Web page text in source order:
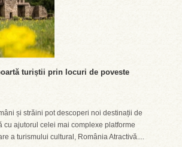
turiștii prin locuri de poveste
și străini pot descoperi noi destinații de
cu ajutorul celei mai complexe platforme
a turismului cultural, România Atractivă....